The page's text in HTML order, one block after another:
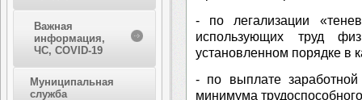
Важная
информация,
ЧС, COVID-19
Муниципальная
служба
- по легализации
использующих труд
установленном порядке в
- по выплате
минимума